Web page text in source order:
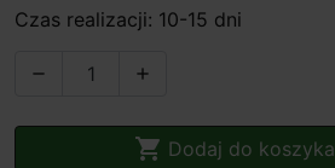
Czas realizacji: 10-15 dni
 
 Dodaj do koszyka